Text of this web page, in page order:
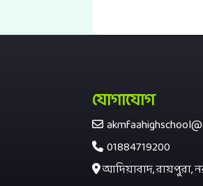
যোগাযোগ
01884719200
আদিয়াবাদ, রায়পুরা,